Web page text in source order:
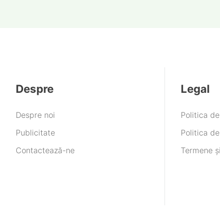
Despre
Despre noi
Publicitate
Contactează-ne
Legal
Politica
Politica
Termene